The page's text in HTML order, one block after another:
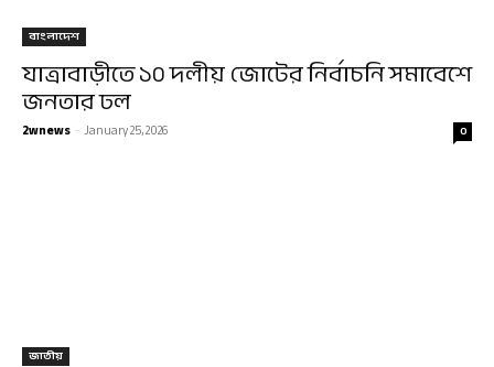
বাংলাদেশ
যাত্রাবাড়ীতে ১০ দলীয় জোটের নির্বাচনি সমাবেশে
জনতার ঢল
2wnews -January 25, 2026 0
জাতীয়